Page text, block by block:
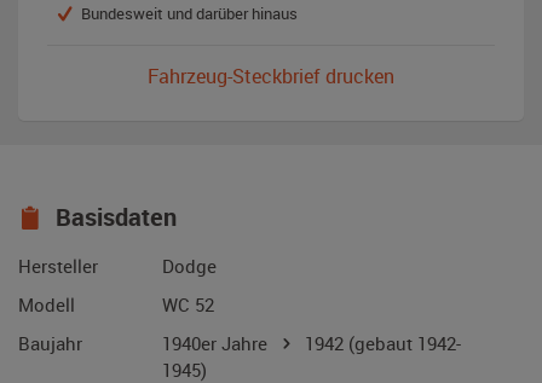
Bundesweit und darüber hinaus
Fahrzeug-Steckbrief drucken
Basisdaten
Hersteller
Dodge
Modell
WC 52
Baujahr
1940er Jahre 1942 (gebaut 1942-
1945)